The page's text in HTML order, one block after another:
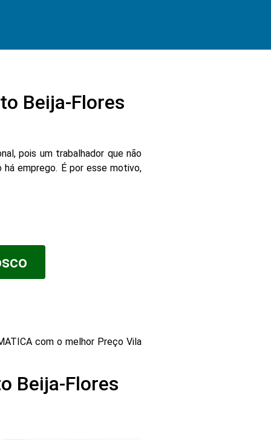
Beija-Flores
pois um trabalhador que não
emprego. É por esse motivo,
com o melhor Preço Vila
Beija-Flores